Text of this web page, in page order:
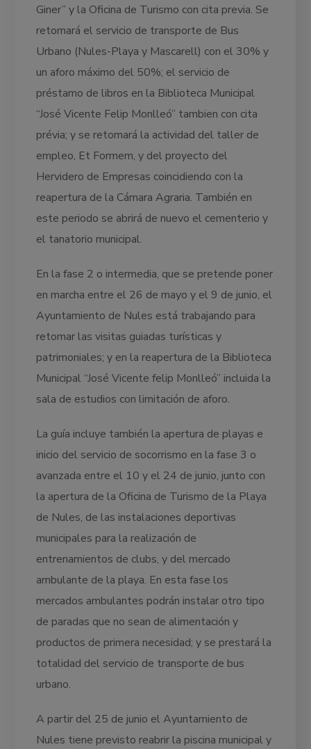
Giner” y la Oficina de Turismo con cita previa. Se
retomará el servicio de transporte de Bus
Urbano (Nules-Playa y Mascarell) con el 30% y
un aforo máximo del 50%; el servicio de
préstamo de libros en la Biblioteca Municipal
“José Vicente Felip Monlleó” tambien con cita
prévia; y se retomará la actividad del taller de
empleo, Et Formem, y del proyecto del
Hervidero de Empresas coincidiendo con la
reapertura de la Cámara Agraria. También en
este periodo se abrirá de nuevo el cementerio y
el tanatorio municipal.
En la fase 2 o intermedia, que se pretende poner
en marcha entre el 26 de mayo y el 9 de junio, el
Ayuntamiento de Nules está trabajando para
retomar las visitas guiadas turísticas y
patrimoniales; y en la reapertura de la Biblioteca
Municipal “José Vicente felip Monlleó” incluida la
sala de estudios con limitación de aforo.
La guía incluye también la apertura de playas e
inicio del servicio de socorrismo en la fase 3 o
avanzada entre el 10 y el 24 de junio, junto con
la apertura de la Oficina de Turismo de la Playa
de Nules, de las instalaciones deportivas
municipales para la realización de
entrenamientos de clubs, y del mercado
ambulante de la playa. En esta fase los
mercados ambulantes podrán instalar otro tipo
de paradas que no sean de alimentación y
productos de primera necesidad; y se prestará la
totalidad del servicio de transporte de bus
urbano.
A partir del 25 de junio el Ayuntamiento de
Nules tiene previsto reabrir la piscina municipal y